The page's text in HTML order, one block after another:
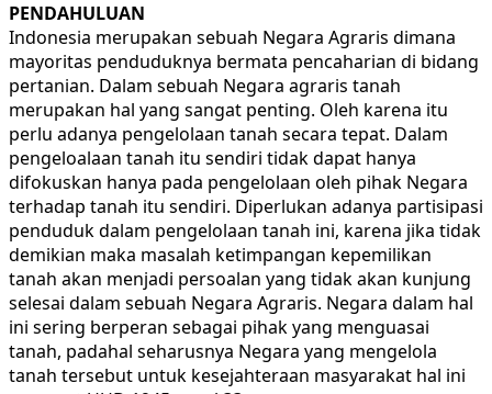
PENDAHULUAN
Indonesia merupakan sebuah Negara Agraris dimana
mayoritas penduduknya bermata pencaharian di bidang
pertanian. Dalam sebuah Negara agraris tanah
merupakan hal yang sangat penting. Oleh karena itu
perlu adanya pengelolaan tanah secara tepat. Dalam
pengeloalaan tanah itu sendiri tidak dapat hanya
difokuskan hanya pada pengelolaan oleh pihak Negara
terhadap tanah itu sendiri. Diperlukan adanya partisipasi
penduduk dalam pengelolaan tanah ini, karena jika tidak
demikian maka masalah ketimpangan kepemilikan
tanah akan menjadi persoalan yang tidak akan kunjung
selesai dalam sebuah Negara Agraris. Negara dalam hal
ini sering berperan sebagai pihak yang menguasai
tanah, padahal seharusnya Negara yang mengelola
tanah tersebut untuk kesejahteraan masyarakat hal ini